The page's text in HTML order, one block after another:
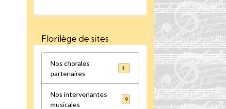
Florilège de sites
Nos chorales
partenaires
Nos intervenantes
musicales
9